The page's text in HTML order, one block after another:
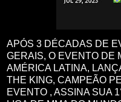
APÓS 3 DÉCADAS DE
GERAIS, O EVENTO DE
AMÉRICA LATINA,
THE KING, CAMPEÃO
EVENTO , ASSINA SUA